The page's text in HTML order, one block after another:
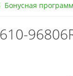
Бонусная